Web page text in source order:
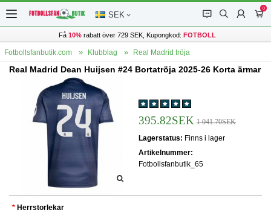
SEK 󰂱 󰂨 󰃳
0
󰃦
Få 10%rabatt över 729 SEK, Kupongkod: FOTBOLL
Fotbollsfanbutik.com Klubblag Real Madrid tröja
Real Madrid Dean Huijsen #24 Bortatröja 2025-26 Korta ärmar
395.82SEK 1 041.70SEK
Lagerstatus: Finns i lager
Artikelnummer:
Fotbollsfanbutik_65
Herrstorlekar